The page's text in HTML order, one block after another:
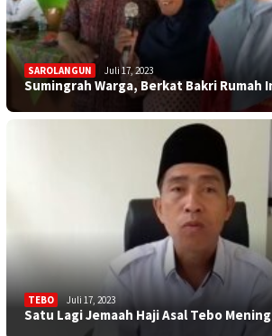
SAROLANGUN Juli 17, 2023
Sumingrah Warga, Berkat Bakri Rumah
TEBO Juli 17, 2023
Satu Lagi Jemaah Haji Asal Tebo